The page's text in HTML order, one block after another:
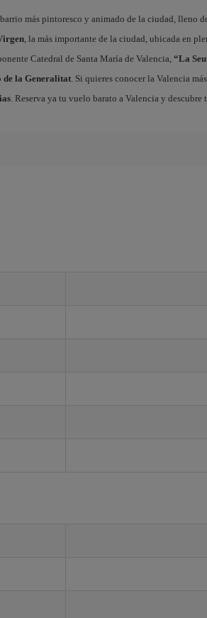
más pintoresco y animado de la ciudad, lleno
, la más importante de la ciudad, ubicada en
Catedral de Santa María de Valencia, “La
de la Generalitat. Si quieres conocer la Valencia
. Reserva ya tu vuelo barato a Valencia y descubre